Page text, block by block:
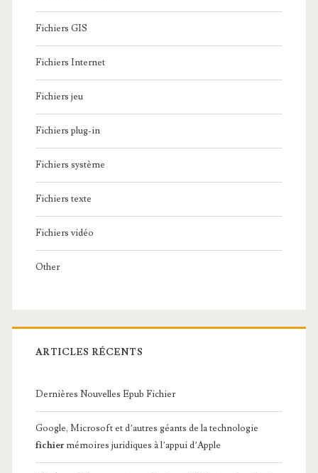
Fichiers GIS
Fichiers Internet
Fichiers jeu
Fichiers plug-in
Fichiers système
Fichiers texte
Fichiers vidéo
Other
ARTICLES RÉCENTS
Dernières Nouvelles Epub Fichier
Google, Microsoft et d’autres géants de la technologie
fichier mémoires juridiques à l’appui d’Apple